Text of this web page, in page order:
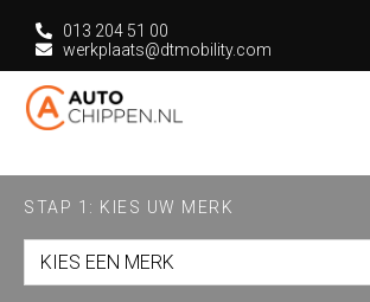
013 204 51 00
werkplaats@dtmobility.com
STAP 1: KIES UW MERK
KIES EEN MERK